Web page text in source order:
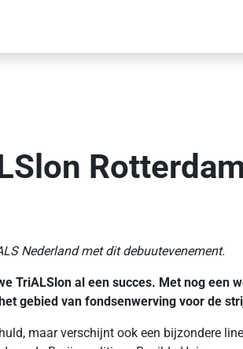
Nederland met dit debuutevenement.
TriALSlon al een succes. Met nog
gebied van fondsenwerving voor de
maar verschijnt ook een bijzondere